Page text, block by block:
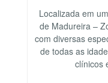
Localizada em
de Madureira –
com diversas
de todas as
clínicos